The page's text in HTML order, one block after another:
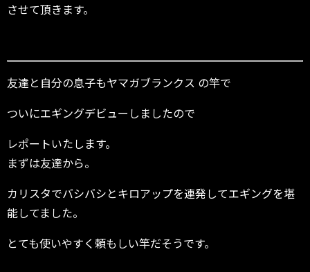
させて頂きます。
友達と自分の息子もヤマガブランクス の竿で
ついにエギングデビューしましたので
レポートいたします。
まずは友達から。
カリスタでバシバシとキロアップを連発してエギングを堪
能してました。
とても使いやすく頼もしい竿だそうです。